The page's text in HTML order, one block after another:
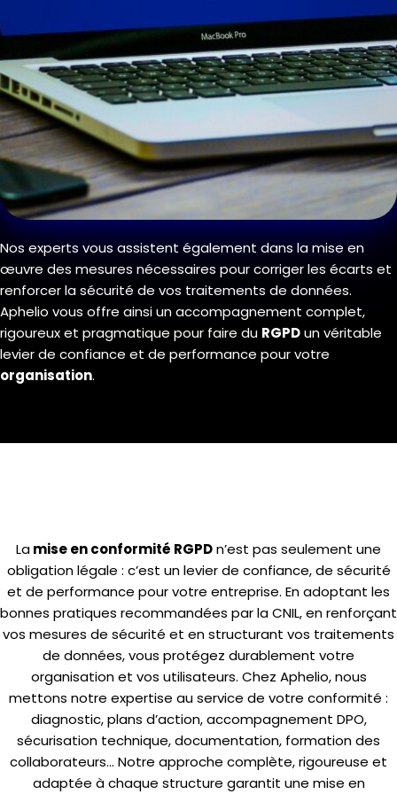
Nos experts vous assistent également dans la mise en
œuvre des mesures nécessaires pour corriger les écarts et
renforcer la sécurité de vos traitements de données.
Aphelio vous offre ainsi un accompagnement complet,
rigoureux et pragmatique pour faire du RGPDun véritable
levier de confiance et de performance pour votre
organisation.
Lamise en conformité RGPDn’est pas seulement une
obligation légale : c’est un levier de confiance, de sécurité
et de performance pour votre entreprise. En adoptant les
bonnes pratiques recommandées par la CNIL, en renforçant
vos mesures de sécurité et en structurant vos traitements
de données, vous protégez durablement votre
organisation et vos utilisateurs. Chez Aphelio, nous
mettons notre expertise au service de votre conformité :
diagnostic, plans d’action, accompagnement DPO,
sécurisation technique, documentation, formation des
collaborateurs… Notre approche complète, rigoureuse et
adaptée à chaque structure garantit une mise en